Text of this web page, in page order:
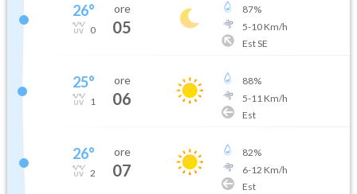
26°
0
ore
05
87%
5-10Km/h
Est SE
25°
1
ore
06
88%
5-11 Km/h
Est
26°
2
ore
07
82%
6-12 Km/h
Est